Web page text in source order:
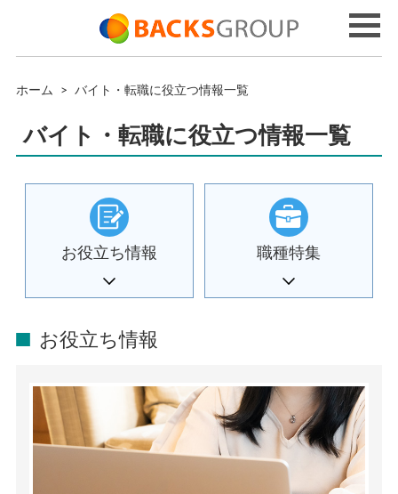
ホーム > バイト・転職に役立つ情報一覧
バイト・転職に役立つ情報一覧
お役立ち情報 職種特集
お役立ち情報